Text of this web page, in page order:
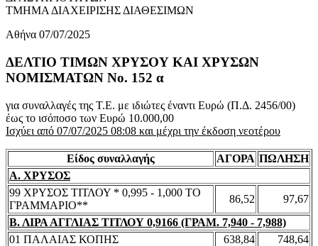
ΤΜΗΜΑ ΔΙΑΧΕΙΡΙΣΗΣ ΔΙΑΘΕΣΙΜΩΝ
Αθήνα 07/07/2025
ΔΕΛΤΙΟ ΤΙΜΩΝ ΧΡΥΣΟΥ ΚΑΙ ΧΡΥΣΩΝ
ΝΟΜΙΣΜΑΤΩΝ No. 152 α
για συναλλαγές της Τ.Ε. με ιδιώτες έναντι Ευρώ (Π.Δ. 2456/00)
έως το ισόποσο των Ευρώ 10.000,00
Ισχύει από 07/07/2025 08:08 και μέχρι την έκδοση νεοτέρου
Είδος συναλλαγής ΑΓΟΡΑ ΠΩΛΗΣΗ
Α. ΧΡΥΣΟΣ
99 ΧΡΥΣΟΣ ΤΙΤΛΟΥ * 0,995 - 1,000 ΤΟ
ΓΡΑΜΜΑΡΙΟ**
86,52
97,67
Β. ΛΙΡΑ ΑΓΓΛΙΑΣ ΤΙΤΛΟΥ 0,9166 (ΓΡΑΜ. 7,940 - 7,988)
01 ΠΑΛΑΙΑΣ ΚΟΠΗΣ
638,84
748,64